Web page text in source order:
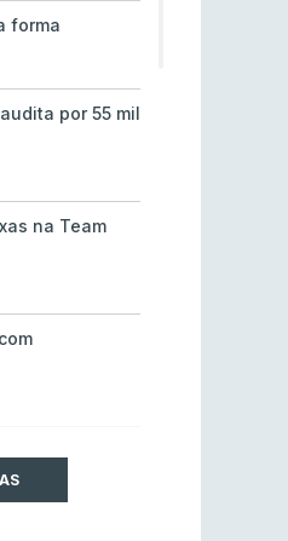
forma
por 55 mil
na Team